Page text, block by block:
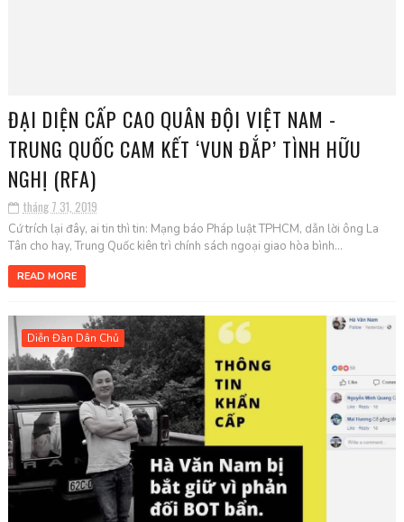
ĐẠI DIỆN CẤP CAO QUÂN ĐỘI VIỆT NAM -
TRUNG QUỐC CAM KẾT ‘VUN ĐẮP’ TÌNH HỮU
NGHỊ (RFA)
tháng 7 31, 2019
Cứ trích lại đây, ai tin thì tin: Mạng báo Pháp luật TPHCM, dẫn lời ông La
Tân cho hay, Trung Quốc kiên trì chính sách ngoại giao hòa bình...
READ MORE
Diễn Đàn Dân Chủ